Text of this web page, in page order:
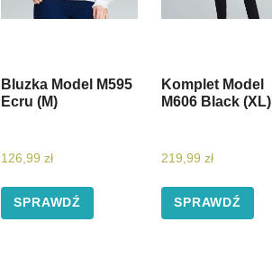
Bluzka Model M595
Ecru (M)
126,99 zł
SPRAWDŹ
Komplet Model
M606 Black (XL)
219,99 zł
SPRAWDŹ